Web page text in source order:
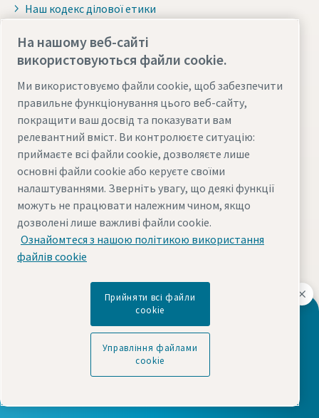
Ваше джерело комплексних рішень для
стисненого повітря та газу
Наш кодекс ділової етики
Стиснене повітря та промисловий газ
Повітряні компресори
Осушувачі повітря
Повітряні фільтри
Безмасляні повітродувки
Електронні брошури
Обслуговування та запасні частини
Мастильні матеріали
Контракти Service Plan
Дізнайтеся більше про Atlas Copco у вашому
На нашому веб-сайті
використовуються файли cookie.
Ми використовуємо файли cookie, щоб забезпечити
правильне функціонування цього веб-сайту,
покращити ваш досвід та показувати вам
релевантний вміст. Ви контролюєте ситуацію:
приймаєте всі файли cookie, дозволяєте лише
основні файли cookie або керуєте своїми
налаштуваннями. Зверніть увагу, що деякі функції
можуть не працювати належним чином, якщо
дозволені лише важливі файли cookie.
Ознайомтеся з нашою політикою використання
файлів cookie
Прийняти всі файли
cookie
Управління файлами
cookie